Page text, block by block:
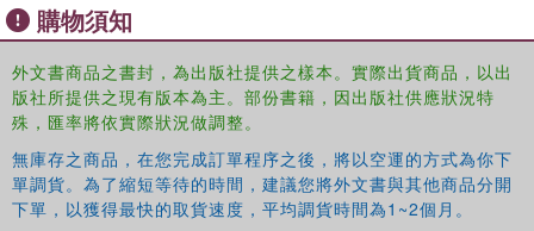
購物須知
外文書商品之書封，為出版社提供之樣本。實際出貨商品，以出
版社所提供之現有版本為主。部份書籍，因出版社供應狀況特
殊，匯率將依實際狀況做調整。
無庫存之商品，在您完成訂單程序之後，將以空運的方式為你下
單調貨。為了縮短等待的時間，建議您將外文書與其他商品分開
下單，以獲得最快的取貨速度，平均調貨時間為1~2個月。